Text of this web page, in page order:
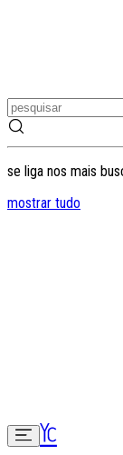
se liga nos mais
mostrar tudo